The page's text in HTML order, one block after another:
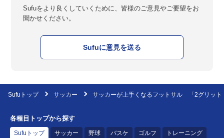
Sufuをより良くしていくために、皆様のご意見やご要望をお
聞かせください。
Sufuに意見を送る
Sufuトップ サッカー サッカーが上手くなるフットサル 「2グリット
各種目トップから探す
Sufuトップ サッカー 野球 バスケ ゴルフ トレーニング